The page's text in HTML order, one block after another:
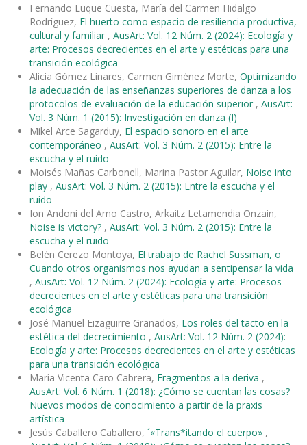
Fernando Luque Cuesta, María del Carmen Hidalgo
Rodríguez, El huerto como espacio de resiliencia productiva,
cultural y familiar , AusArt: Vol. 12 Núm. 2 (2024): Ecología y
arte: Procesos decrecientes en el arte y estéticas para una
transición ecológica
Alicia Gómez Linares, Carmen Giménez Morte, Optimizando
la adecuación de las enseñanzas superiores de danza a los
protocolos de evaluación de la educación superior , AusArt:
Vol. 3 Núm. 1 (2015): Investigación en danza (I)
Mikel Arce Sagarduy, El espacio sonoro en el arte
contemporáneo , AusArt: Vol. 3 Núm. 2 (2015): Entre la
escucha y el ruido
Moisés Mañas Carbonell, Marina Pastor Aguilar, Noise into
play , AusArt: Vol. 3 Núm. 2 (2015): Entre la escucha y el
ruido
Ion Andoni del Amo Castro, Arkaitz Letamendia Onzain,
Noise is victory? , AusArt: Vol. 3 Núm. 2 (2015): Entre la
escucha y el ruido
Belén Cerezo Montoya, El trabajo de Rachel Sussman, o
Cuando otros organismos nos ayudan a sentipensar la vida
, AusArt: Vol. 12 Núm. 2 (2024): Ecología y arte: Procesos
decrecientes en el arte y estéticas para una transición
ecológica
José Manuel Eizaguirre Granados, Los roles del tacto en la
estética del decrecimiento , AusArt: Vol. 12 Núm. 2 (2024):
Ecología y arte: Procesos decrecientes en el arte y estéticas
para una transición ecológica
María Vicenta Caro Cabrera, Fragmentos a la deriva ,
AusArt: Vol. 6 Núm. 1 (2018): ¿Cómo se cuentan las cosas?
Nuevos modos de conocimiento a partir de la praxis
artística
Jesús Caballero Caballero, ´«Trans*itando el cuerpo» ,